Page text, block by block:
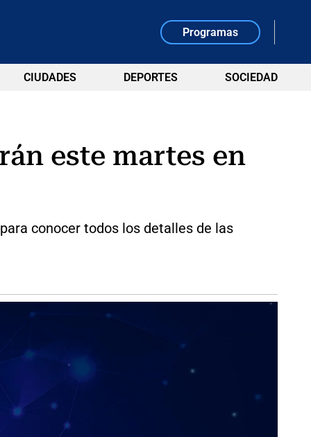
Programas
CIUDADES DEPORTES SOCIEDAD
este martes en
conocer todos los detalles de las